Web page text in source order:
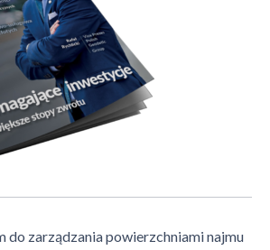
do zarządzania powierzchniami najmu